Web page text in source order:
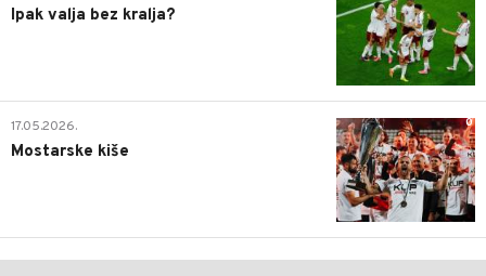
Ipak valja bez kralja?
0
17.05.2026.
Mostarske kiše